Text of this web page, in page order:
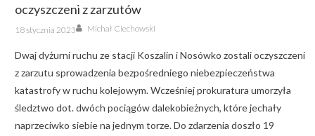
oczyszczeni z zarzutów
Posted
on
18 stycznia 2023 Author
Michał Ciechowski
Dwaj dyżurni ruchu ze stacji Koszalin i Nosówko zostali oczyszczeni
z zarzutu sprowadzenia bezpośredniego niebezpieczeństwa
katastrofy w ruchu kolejowym. Wcześniej prokuratura umorzyła
śledztwo dot. dwóch pociągów dalekobieżnych, które jechały
naprzeciwko siebie na jednym torze. Do zdarzenia doszło 19